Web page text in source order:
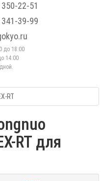
22-51
39-99
до 18:00
14:00
RT
RT для